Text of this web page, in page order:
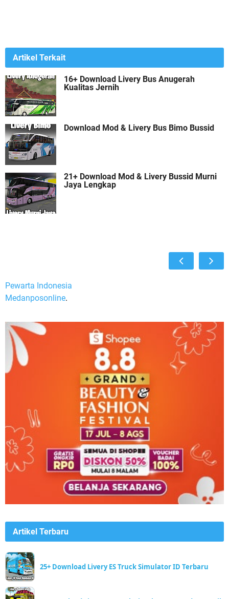
Artikel Terkait
16+ Download Livery Bus Anugerah
Kualitas Jernih
Download Mod & Livery Bus Bimo Bussid
21+ Download Mod & Livery Bussid Murni
Jaya Lengkap
Pewarta Indonesia
Medanposonline.
Artikel Terbaru
25+ Download Livery ES Truck Simulator ID Terbaru